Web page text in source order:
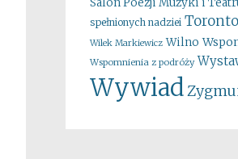
Salon Poezji Muzyki i
spełnionych nadziei Toronto
Wilek Markiewicz Wilno
Wspomnienia z podróży
Wywiad